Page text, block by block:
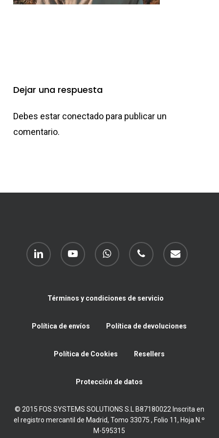
Dejar una respuesta
Debes estar conectadopara publicar un
comentario.
linkedin youtube whatsapp phone email
Términos y condiciones de servicio
Política de envíos Política de devoluciones
Política de Cookies Resellers
Protección de datos
© 2015 FOS SYSTEMS SOLUTIONS S.L B87180022 Inscrita en
el registro mercantil de Madrid, Tomo 33075 , Folio 11, Hoja N.º
M-595315